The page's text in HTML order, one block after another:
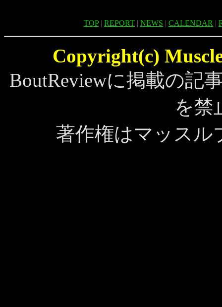
TOP| REPORT | NEWS | CALENDAR |
Copyright(c)
BoutReviewに掲載の記
を禁
著作権はマッスル